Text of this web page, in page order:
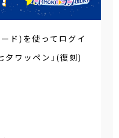
ド)を使ってログイ
夕ワッペン」(復刻)